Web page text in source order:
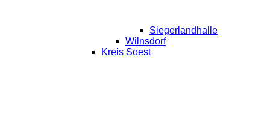
Siegerlandhalle
Wilnsdorf
Kreis Soest